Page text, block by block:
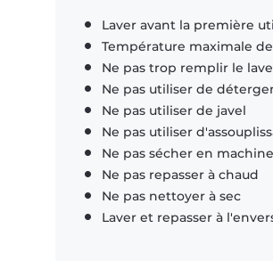
Laver avant la première
Température maximale de
Ne pas trop remplir le
Ne pas utiliser de
Ne pas utiliser de javel
Ne pas utiliser
Ne pas sécher en machine
Ne pas repasser à chaud
Ne pas nettoyer à sec
Laver et repasser à